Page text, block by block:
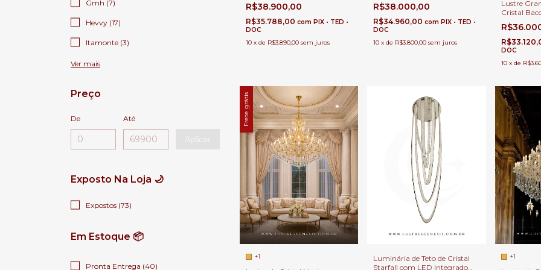
Gmh (7)
Hevvy (17)
Itamonte (3)
Ver mais
Preço
De Até
Exposto Na Loja 🌙
Expostos (73)
Em Estoque 📦
Pronta Entrega (40)
R$38.900,00
R$35.788,00 com PIX • TED •
DOC
10 x de R$3.890,00 sem juros
R$38.000,00
R$34.960,00com PIX • TED •
DOC
10 xde R$3.800,00 sem juros
Lustre
Cristal
Detalhes
com Pé
de Hotéis e
DOC
10 x de
Frete grátis
+1
Luminária de Teto de Cristal
Starfall com LED Integrado
+1